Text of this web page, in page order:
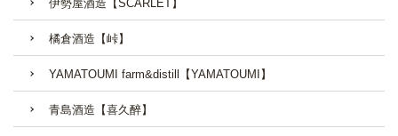
伊勢屋酒造【SCARLET】
橘倉酒造【峠】
YAMATOUMI farm&distill【YAMATOUMI】
青島酒造【喜久醉】